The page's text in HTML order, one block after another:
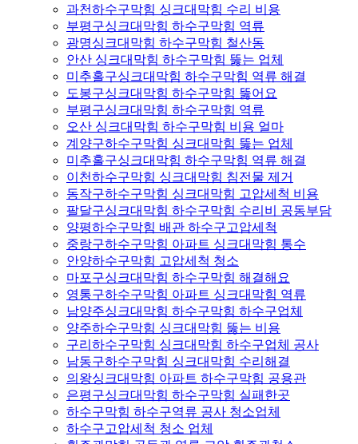
과천하수구막힘 싱크대막힘 수리 비용
부평구싱크대막힘 하수구막힘 역류
광명싱크대막힘 하수구막힘 철산동
안산 싱크대막힘 하수구막힘 뚫는 업체
미추홀구싱크대막힘 하수구막힘 역류 해결
도봉구싱크대막힘 하수구막힘 뚫어요
부평구싱크대막힘 하수구막힘 역류
오산 싱크대막힘 하수구막힘 비용 얼마
계양구하수구막힘 싱크대막힘 뚫는 업체
미추홀구싱크대막힘 하수구막힘 역류 해결
이천하수구막힘 싱크대막힘 침전물 제거
동작구하수구막힘 싱크대막힘 고압세척 비용
팔달구싱크대막힘 하수구막힘 수리비 공동부담
양평하수구막힘 배관 하수구고압세척
중랑구하수구막힘 아파트 싱크대막힘 통수
안양하수구막힘 고압세척 청소
마포구싱크대막힘 하수구막힘 해결해요
영통구하수구막힘 아파트 싱크대막힘 역류
남양주싱크대막힘 하수구막힘 하수구업체
양주하수구막힘 싱크대막힘 뚫는 비용
구리하수구막힘 싱크대막힘 하수구업체 공사
남동구하수구막힘 싱크대막힘 수리해결
의왕싱크대막힘 아파트 하수구막힘 공용관
은평구싱크대막힘 하수구막힘 실패한곳
하수구막힘 하수구역류 공사 청소업체
하수구고압세척 청소 업체